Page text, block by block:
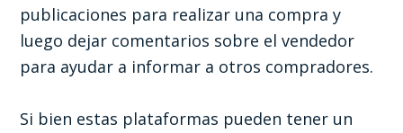
publicaciones para realizar una compra y
luego dejar comentarios sobre el vendedor
para ayudar a informar a otros compradores.
Si bien estas plataformas pueden tener un